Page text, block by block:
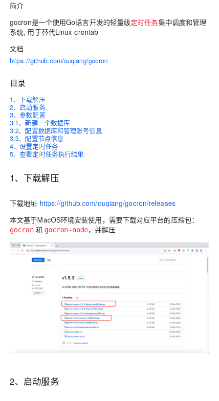
简介
gocron是一个使用Go语言开发的轻量级定时任务集中调度和管理
系统, 用于替代Linux-crontab
文档
https://github.com/ouqiang/gocron
目录
1、下载解压
2、启动服务
3、参数配置
3.1、新建一个数据库
3.2、配置数据库和管理账号信息
3.3、配置节点信息
4、设置定时任务
5、查看定时任务执行结果
1、下载解压
下载地址 https://github.com/ouqiang/gocron/releases
本文基于MacOS环境安装使用，需要下载对应平台的压缩包：
gocron和 gocron-node，并解压
2、启动服务